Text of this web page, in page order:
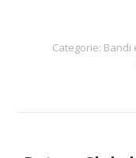
Categorie: Bandi